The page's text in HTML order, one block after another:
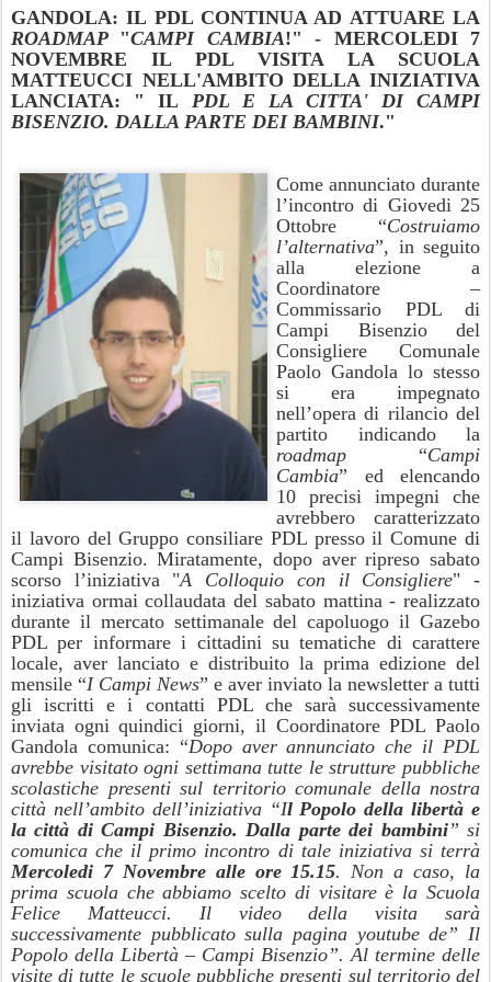
GANDOLA: IL PDL CONTINUA AD ATTUARE LA
ROADMAP "CAMPI CAMBIA!" - MERCOLEDI 7
NOVEMBRE IL PDL VISITA LA SCUOLA
MATTEUCCI NELL'AMBITO DELLA INIZIATIVA
LANCIATA: " IL PDL E LA CITTA' DI CAMPI
BISENZIO. DALLA PARTE DEI BAMBINI."
Come annunciato durante
l’incontro di Giovedi 25
Ottobre “Costruiamo
l’alternativa”, in seguito
alla elezione a
Coordinatore –
Commissario PDL di
Campi Bisenzio del
Consigliere Comunale
Paolo Gandola lo stesso
si era impegnato
nell’opera di rilancio del
partito indicando la
roadmap “Campi
Cambia” ed elencando
10 precisi impegni che
avrebbero caratterizzato
il lavoro del Gruppo consiliare PDL presso il Comune di
Campi Bisenzio. Miratamente, dopo aver ripreso sabato
scorso l’iniziativa "A Colloquio con il Consigliere" -
iniziativa ormai collaudata del sabato mattina - realizzato
durante il mercato settimanale del capoluogo il Gazebo
PDL per informare i cittadini su tematiche di carattere
locale, aver lanciato e distribuito la prima edizione del
mensile “I Campi News” e aver inviato la newsletter a tutti
gli iscritti e i contatti PDL che sarà successivamente
inviata ogni quindici giorni, il Coordinatore PDL Paolo
Gandola comunica: “Dopo aver annunciato che il PDL
avrebbe visitato ogni settimana tutte le strutture pubbliche
scolastiche presenti sul territorio comunale della nostra
città nell’ambito dell’iniziativa “Il Popolo della libertà e
la città di Campi Bisenzio. Dalla parte dei bambini” si
comunica che il primo incontro di tale iniziativa si terrà
Mercoledi 7 Novembre alle ore 15.15. Non a caso, la
prima scuola che abbiamo scelto di visitare è la Scuola
Felice Matteucci. Il video della visita sarà
successivamente pubblicato sulla pagina youtube de” Il
Popolo della Libertà – Campi Bisenzio”. Al termine delle
visite di tutte le scuole pubbliche presenti sul territorio del